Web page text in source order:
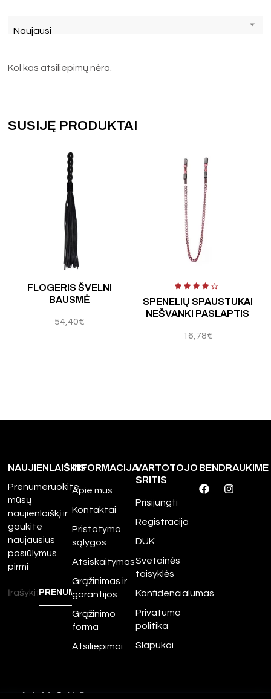
Naujausi
Kol kas atsiliepimų nėra.
SUSIJĘ PRODUKTAI
FLOGERIS ŠVELNI
BAUSMĖ
54,40€
SPENELIŲ SPAUSTUKAI
NEŠVANKI PASLAPTIS
16,78€
Įvertinimas:5.00
NAUJIENLAIŠKIS
Prenumeruokite
mūsų
naujienlaiškį ir
gaukite
naujausius
pasiūlymus
pirmi
INFORMACIJA
Apie mus
Kontaktai
Pristatymo
sąlygos
Atsiskaitymas
Grąžinimas ir
garantijos
Grąžinimo
forma
Atsiliepimai
VARTOTOJO
SRITIS
Prisijungti
Registracija
DUK
Svetainės
taisyklės
Konfidencialumas
Privatumo
politika
Slapukai
BENDRAUKIME